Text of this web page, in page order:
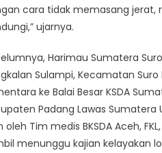
cara tidak memasang jerat,
ujarnya.
Harimau Sumatera
Sulampi, Kecamatan
ke Balai Besar KSDA
Padang Lawas
oleh Tim medis BKSDA Aceh,
menunggu kajian kelayakan